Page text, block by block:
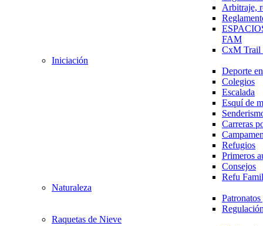
Arbitraje,
FAM
CxM
Iniciación
Deporte
Colegios
Escalada
Esquí de
Carreras
Refugios
Primeros
Consejos
Refu
Naturaleza
Raquetas de Nieve